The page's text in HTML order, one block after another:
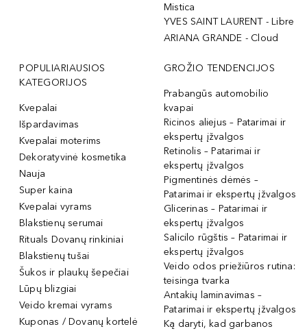
Mistica
YVES SAINT LAURENT - Libre
ARIANA GRANDE - Cloud
POPULIARIAUSIOS
KATEGORIJOS
Kvepalai
Išpardavimas
Kvepalai moterims
Dekoratyvinė kosmetika
Nauja
Super kaina
Kvepalai vyrams
Blakstienų serumai
Rituals Dovanų rinkiniai
Blakstienų tušai
Šukos ir plaukų šepečiai
Lūpų blizgiai
Veido kremai vyrams
Kuponas / Dovanų kortelė
GROŽIO TENDENCIJOS
Prabangūs automobilio
kvapai
Ricinos aliejus – Patarimai ir
ekspertų įžvalgos
Retinolis – Patarimai ir
ekspertų įžvalgos
Pigmentinės dėmės –
Patarimai ir ekspertų įžvalgos
Glicerinas – Patarimai ir
ekspertų įžvalgos
Salicilo rūgštis – Patarimai ir
ekspertų įžvalgos
Veido odos priežiūros rutina:
teisinga tvarka
Antakių laminavimas –
Patarimai ir ekspertų įžvalgos
Ką daryti, kad garbanos